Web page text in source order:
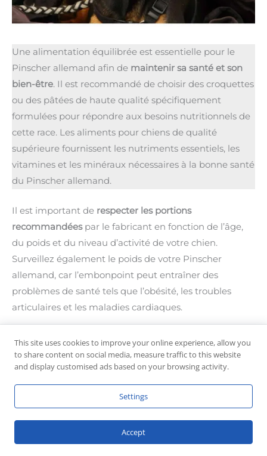
Une alimentation équilibrée est essentielle pour le
Pinscher allemand afin de maintenir sa santé et son
bien-être. Il est recommandé de choisir des croquettes
ou des pâtées de haute qualité spécifiquement
formulées pour répondre aux besoins nutritionnels de
cette race. Les aliments pour chiens de qualité
supérieure fournissent les nutriments essentiels, les
vitamines et les minéraux nécessaires à la bonne santé
du Pinscher allemand.
Il est important de respecter les portions
recommandéespar le fabricant en fonction de l’âge,
du poids et du niveau d’activité de votre chien.
Surveillez également le poids de votre Pinscher
allemand, car l’embonpoint peut entraîner des
problèmes de santé tels que l’obésité, les troubles
articulaires et les maladies cardiaques.
Assurez-vous de fournir à votre Pinscher allemand
l’eau fraîche et propre en permanencepour éviter la
déshydratation.
Les besoins spécifiques en nutriments
en raison de son métabolisme rapide et de
This site uses cookies to improve your online experience, allow you
to share content on social media, measure traffic to this website
and display customised ads based on your browsing activity.
Settings
Accept